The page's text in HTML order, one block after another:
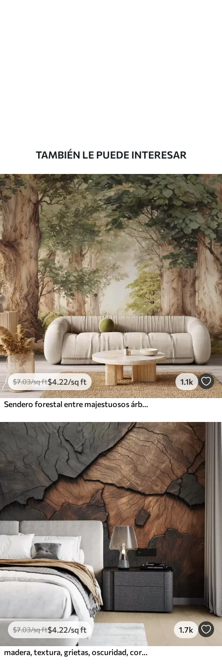
Peel and Stick
12.77$7.66/sq ft
TAMBIÉN LE PUEDE INTERESAR
$7.03/sq ft$4 .22/sq ft 1.1k
$7.03/sq ft$4 .22/sq ft 1.7k